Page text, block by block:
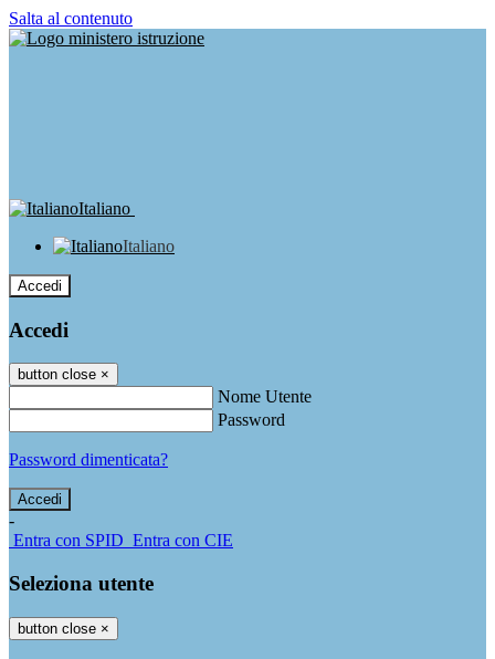
Salta al contenuto
Italiano
Italiano
Accedi
Accedi
button close ×
Nome Utente
Password
Password dimenticata?
-
Entra con SPID Entra con CIE
Seleziona utente
button close ×